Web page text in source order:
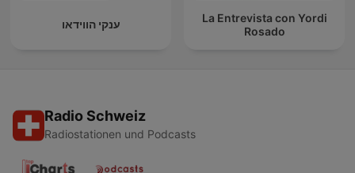
ענקי הווידאו
La Entrevista con Yordi
Rosado
Radio Schweiz
Radiostationen und Podcasts